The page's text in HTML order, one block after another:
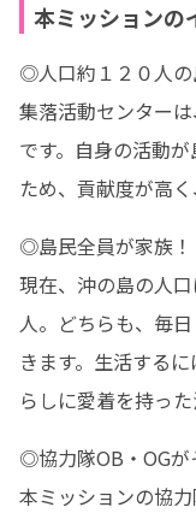
本ミッションの
◎人口約１２０人の
集落活動センター
です。自身の活動
ため、貢献度が高
◎島民全員が家族！
現在、沖の島の人
人。どちらも、毎
きます。生活する
らしに愛着を持っ
◎協力隊OB・OGが
本ミッションの協